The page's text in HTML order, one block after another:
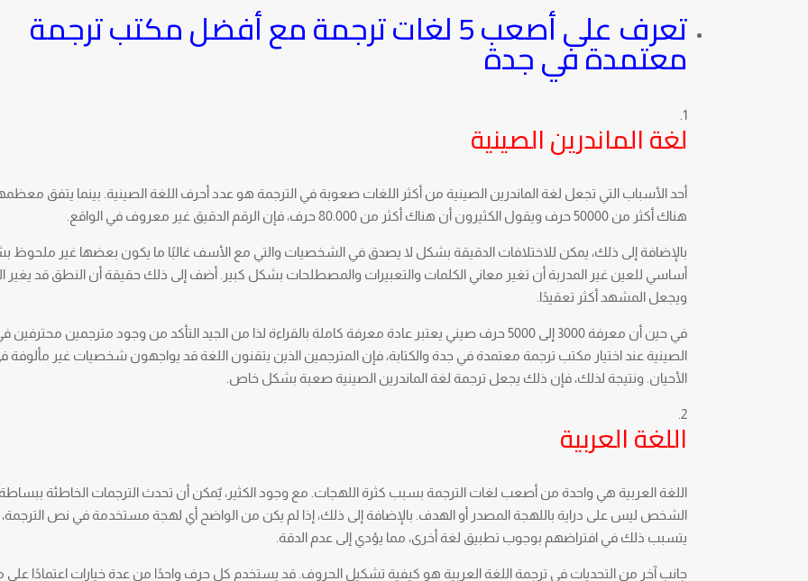
تعرف على أصعب 5 لغات ترجمة مع أفضل مكتب ترجمة
معتمدة في جدة
لغة الماندرين الصينية
أحد الأسباب التي تجعل لغة الماندرين الصينية من أكثر اللغات صعوبة في الترجمة هو عدد أحرف اللغة الصينية. بينما يتفق
هناك أكثر من 50000 حرف ويقول الكثيرون أن هناك أكثر من 80.000 حرف، فإن الرقم الدقيق غير معروف في الواقع.
بالإضافة إلى ذلك، يمكن للاختلافات الدقيقة بشكل لا يصدق في الشخصيات والتي مع الأسف غالبًا ما يكون بعضها غير ملحوظ
أساسي للعين غير المدربة أن تغير معاني الكلمات والتعبيرات والمصطلحات بشكل كبير. أضف إلى ذلك حقيقة أن النطق قد يغير
ويجعل المشهد أكثر تعقيدًا.
في حين أن معرفة 3000 إلى 5000 حرف صيني يعتبر عادة معرفة كاملة بالقراءة لذا من الجيد التأكد من وجود مترجمين
الصينية عند اختيار مكتب ترجمة معتمدة في جدة والكتابة، فإن المترجمين الذين يتقنون اللغة قد يواجهون شخصيات غير
الأحيان. ونتيجة لذلك، فإن ذلك يجعل ترجمة لغة الماندرين الصينية صعبة بشكل خاص.
اللغة العربية
اللغة العربية هي واحدة من أصعب لغات الترجمة بسبب كثرة اللهجات. مع وجود الكثير، يٌمكن أن تحدث الترجمات الخاطئة
الشخص ليس على دراية باللهجة المصدر أو الهدف. بالإضافة إلى ذلك، إذا لم يكن من الواضح أي لهجة مستخدمة في نص
يتسبب ذلك في افتراضهم بوجوب تطبيق لغة أخرى، مما يؤدي إلى عدم الدقة.
جانب آخر من التحديات في ترجمة اللغة العربية هو كيفية تشكيل الحروف. قد يستخدم كل حرف واحدًا من عدة خيارات اعتمادًا